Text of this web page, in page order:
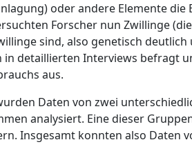
oder andere Elemente die
Forscher nun Zwillinge
sind, also genetisch
detaillierten Interviews befragt
aus.
Daten von zwei
analysiert. Eine dieser
Insgesamt konnten also Daten